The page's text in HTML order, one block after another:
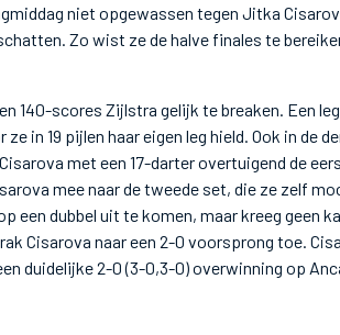
niet opgewassen tegen Jitka
Zo wist ze de halve finales te
140-scores Zijlstra gelijk te breaken. Een
in 19 pijlen haar eigen leg hield. Ook in de
met een 17-darter overtuigend de
mee naar de tweede set, die ze zelf
een dubbel uit te komen, maar kreeg geen
Cisarova naar een 2-0 voorsprong toe.
duidelijke 2-0 (3-0,3-0) overwinning op